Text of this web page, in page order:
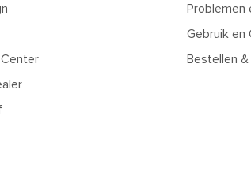
Problemen
Gebruik en
Bestellen